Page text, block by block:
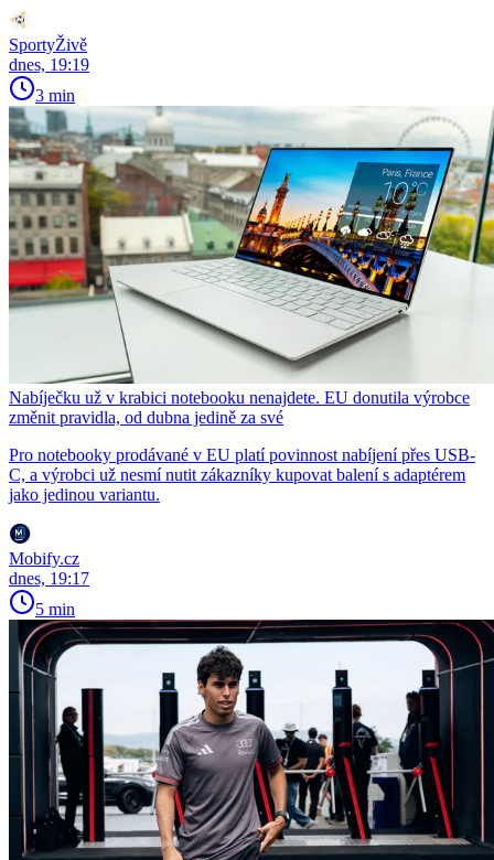
SportyŽivě
dnes, 19:19
3 min
Nabíječku už v krabici notebooku nenajdete. EU donutila výrobce
změnit pravidla, od dubna jedině za své
Pro notebooky prodávané v EU platí povinnost nabíjení přes USB-
C, a výrobci už nesmí nutit zákazníky kupovat balení s adaptérem
jako jedinou variantu.
Mobify.cz
dnes, 19:17
5 min